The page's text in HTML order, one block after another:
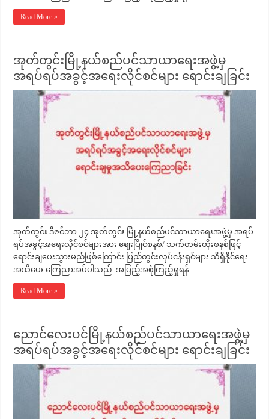
Read More »
အုတ်တွင်းမြို့နယ်စည်ပင်သာယာရေးအဖွဲ့မှ
အရပ်ရပ်အခွင့်အရေးလိုင်စင်များ ရောင်းချခြင်း
အုတ်တွင်း ဒီဇင်ဘာ ၂၄ အုတ်တွင်း မြို့နယ်စည်ပင်သာယာရေးအဖွဲ့မှ အရပ်
ရပ်အခွင့်အရေးလိုင်စင်များအား ဈေးပြိုင်စနစ်/ သက်တမ်းတိုးစနစ်ဖြင့်
ရောင်းချပေးသွားမည်ဖြစ်ကြောင်း ပြည်တွင်းလုပ်ငန်းရှင်များ သိရှိနိုင်ရေး
အသိပေး ကြေညာအပ်ပါသည်- အပြည့်အစုံကြည့်ရှုရန်—————-
Read More »
ညောင်လေးပင်မြို့နယ်စည်ပင်သာယာရေးအဖွဲ့မှ
အရပ်ရပ်အခွင့်အရေးလိုင်စင်များ ရောင်းချခြင်း